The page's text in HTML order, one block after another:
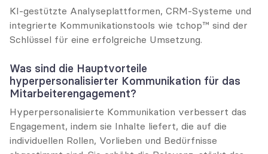
KI-gestützte Analyseplattformen, CRM-Systeme und
integrierte Kommunikationstools wie tchop™ sind der
Schlüssel für eine erfolgreiche Umsetzung.
Was sind die Hauptvorteile
hyperpersonalisierter Kommunikation für das
Mitarbeiterengagement?
Hyperpersonalisierte Kommunikation verbessert das
Engagement, indem sie Inhalte liefert, die auf die
individuellen Rollen, Vorlieben und Bedürfnisse